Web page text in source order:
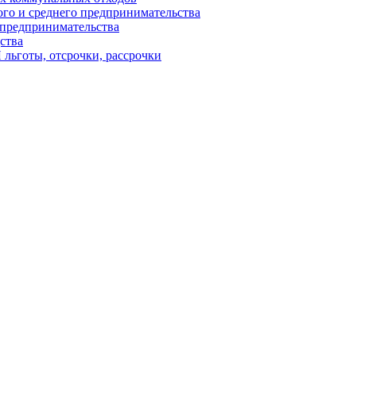
и среднего предпринимательства
отсрочки, рассрочки